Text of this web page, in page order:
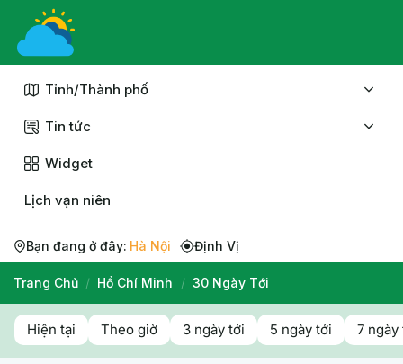
Chuyển
nội
Tỉnh/Thành phố
Tin tức
Widget
Lịch vạn niên
Bạn đang ở đây: Hà Nội Định Vị
Trang Chủ / Hồ Chí Minh / 30 Ngày Tới
Hiện tại Theo giờ 3 ngày tới 5 ngày tới 7 ngày